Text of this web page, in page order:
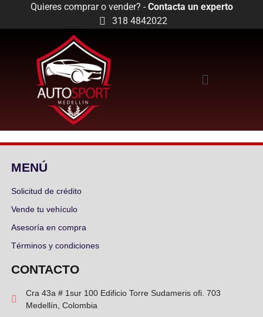
Quieres comprar o vender? - Contacta un experto
318 4842022
MENÚ
Solicitud de crédito
Vende tu vehículo
Asesoría en compra
Términos y condiciones
CONTACTO
Cra 43a # 1sur 100 Edificio Torre Sudameris ofi. 703
Medellín, Colombia